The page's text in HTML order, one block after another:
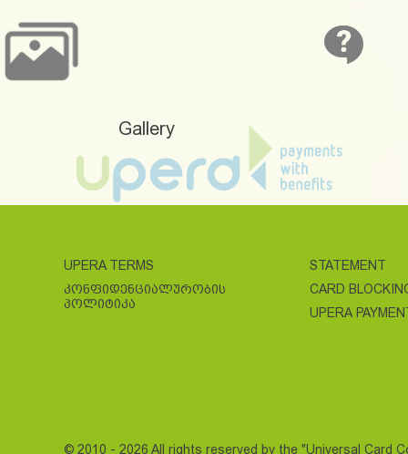
Gallery
UPERA TERMS
ᲙᲝᲜᲤᲘᲓᲔᲜᲪᲘᲐᲚᲣᲠᲝᲑᲘᲡ
ᲞᲝᲚᲘᲢᲘᲙᲐ
STATEMENT
CARD
UPERA
© 2010 - 2026 All rights reserved by the "Universal Card